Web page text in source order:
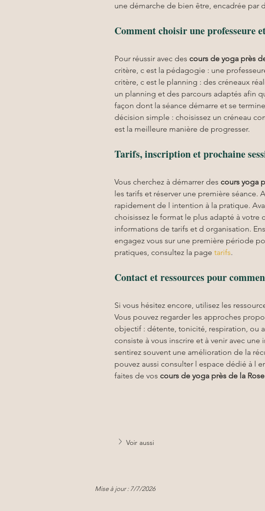
une démarche de bien être, encadrée par
Comment choisir une professeure
Pour réussir avec des cours de yoga près
critère, c est la pédagogie : une
critère, c est le planning : des créneaux
un planning et des parcours adaptés afin
façon dont la séance démarre et se
décision simple : choisissez un créneau
est la meilleure manière de progresser.
Tarifs, inscription et prochaine
Vous cherchez à démarrer des cours yoga
les tarifs et réserver une première séance.
rapidement de l intention à la pratique.
choisissez le format le plus adapté à
informations de tarifs et d organisation.
engagez vous sur une première période
pratiques, consultez la page tarifs.
Contact et ressources pour
Si vous hésitez encore, utilisez les
Vous pouvez regarder les approches
objectif : détente, tonicité, respiration, ou
consiste à vous inscrire et à venir avec
sentirez souvent une amélioration de la
pouvez aussi consulter l espace dédié à l
faites de vos cours de yoga près de la Rose
Voir aussi
Mise à jour : 7/7/2026